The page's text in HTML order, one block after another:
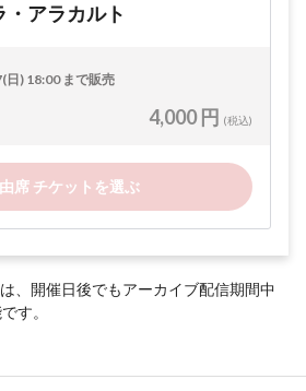
アラカルト
日) 18:00 まで販売
4,000 円 (税込)
席 チケットを選ぶ
、開催日後でもアーカイブ配信期間中
す。